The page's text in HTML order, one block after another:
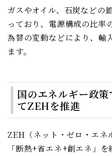
ガスやオイル、石炭などの
っており、電源構成の比率
為替の変動などにより、輸
ます。
国のエネルギー政
てZEHを推進
ZEH（ネット・ゼロ・エネ
「断熱+省エネ+創エネ」